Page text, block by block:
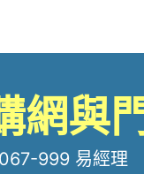
網與
999易經理